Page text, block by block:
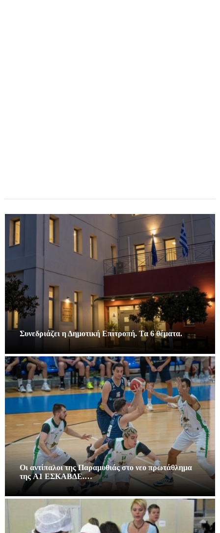
Συνεδριάζει η Δημοτική Επιτροπή. Τα 6 θέματα.
Οι αντίπαλοι της Παραμυθιάς στο νεο πρωτάθλημα
της A1 ΕΣΚΑΒΔΕ.…